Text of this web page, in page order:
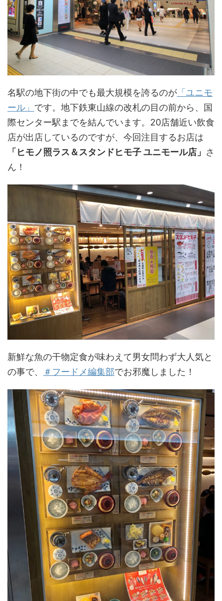
名駅の地下街の中でも最大規模を誇るのが 「ユニモ
ール」 です。地下鉄東山線の改札の目の前から、国
際センター駅までを結んでいます。20店舗近い飲食
店が出店しているのですが、今回注目するお店は
「ヒモノ照ラス＆スタンドヒモ子 ユニモール店」 さ
ん！
新鮮な魚の干物定食が味わえて男女問わず大人気と
の事で、
＃フードメ編集部でお邪魔しました！